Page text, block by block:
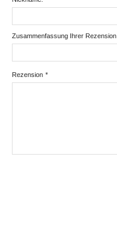
Zusammenfassung Ihrer Rezension
*
Rezension